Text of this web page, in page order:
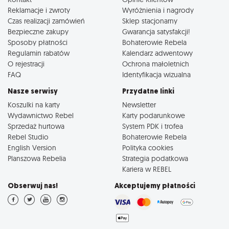
Reklamacje i zwroty
Czas realizacji zamówień
Bezpieczne zakupy
Sposoby płatności
Regulamin rabatów
O rejestracji
FAQ
Wyróżnienia i nagrody
Sklep stacjonarny
Gwarancja satysfakcji!
Bohaterowie Rebela
Kalendarz adwentowy
Ochrona małoletnich
Identyfikacja wizualna
Nasze serwisy
Koszulki na karty
Wydawnictwo Rebel
Sprzedaż hurtowa
Rebel Studio
English Version
Planszowa Rebelia
Przydatne linki
Newsletter
Karty podarunkowe
System PDK i trofea
Bohaterowie Rebela
Polityka cookies
Strategia podatkowa
Kariera w REBEL
Obserwuj nas! Akceptujemy płatności